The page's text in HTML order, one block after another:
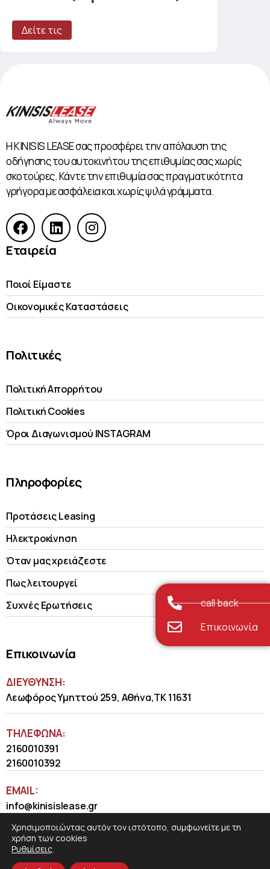
Δείτε τις
Η KINISIS LEASE σας προσφέρει την απόλαυση της
οδήγησης του αυτοκινήτου της επιθυμίας σας χωρίς
σκοτούρες. Κάντε την επιθυμία σας πραγματικότητα
γρήγορα με ασφάλεια και χωρίς ψιλά γράμματα.
Εταιρεία
Ποιοί Είμαστε
Οικονομικές Kαταστάσεις
Πολιτικές
Πολιτική Απορρήτου
Πολιτική Cookies
Όροι Διαγωνισμού INSTAGRAM
Πληροφορίες
Προτάσεις Leasing
Ηλεκτροκίνηση
Όταν μας χρειάζεστε
Πως λειτουργεί
Συχνές Ερωτήσεις
Επικοινωνία
ΔΙΕΥΘΥΝΣΗ:
Λεωφόρος Υμηττού 259, Αθήνα,ΤΚ 11631
ΤΗΛΈΦΩΝΑ:
2160010391
2160010392
EMAIL:
info@kinisislease.gr
call back
Επικοινωνία
Χρησιμοποιώντας αυτόν τον ιστότοπο, συμφωνείτε με τη
χρήση των cookies
Ρυθμίσεις.